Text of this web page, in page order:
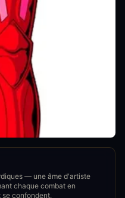
— une âme d'artiste
chaque combat en
se confondent.